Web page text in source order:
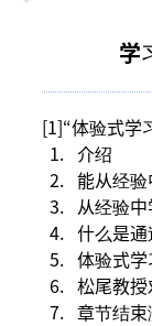
学
[1]“体验式学
介绍
能从经
从经验
什么是通
体验式
松尾教
章节结